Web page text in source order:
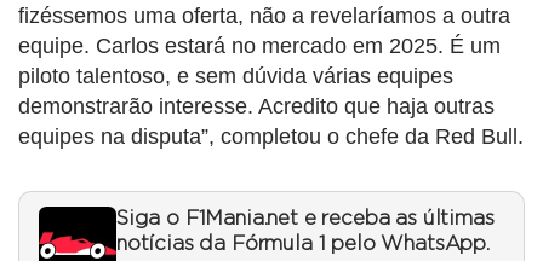
fizéssemos uma oferta, não a revelaríamos a outra
equipe. Carlos estará no mercado em 2025. É um
piloto talentoso, e sem dúvida várias equipes
demonstrarão interesse. Acredito que haja outras
equipes na disputa”, completou o chefe da Red Bull.
Siga o F1Mania.net e receba as últimas
notícias da Fórmula 1 pelo WhatsApp.